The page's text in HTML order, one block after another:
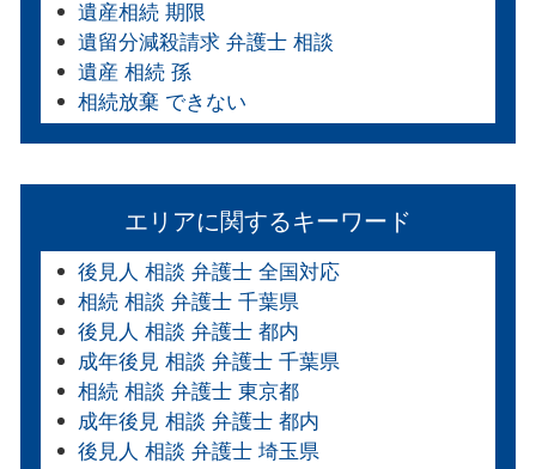
遺産相続 期限
遺留分減殺請求 弁護士 相談
遺産 相続 孫
相続放棄 できない
エリアに関するキーワード
後見人 相談 弁護士 全国対応
相続 相談 弁護士 千葉県
後見人 相談 弁護士 都内
成年後見 相談 弁護士 千葉県
相続 相談 弁護士 東京都
成年後見 相談 弁護士 都内
後見人 相談 弁護士 埼玉県